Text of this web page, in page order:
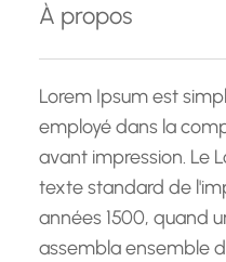
r
c
h
À propos
Lorem Ipsum est
employé dans la
avant impression. Le
texte standard de
années 1500, quand
assembla ensemble